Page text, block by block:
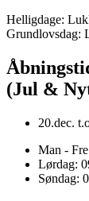
Helligdage:
Grundlovsdag:
(Jul &
20.dec.
Man -
Lørdag:
Søndag: